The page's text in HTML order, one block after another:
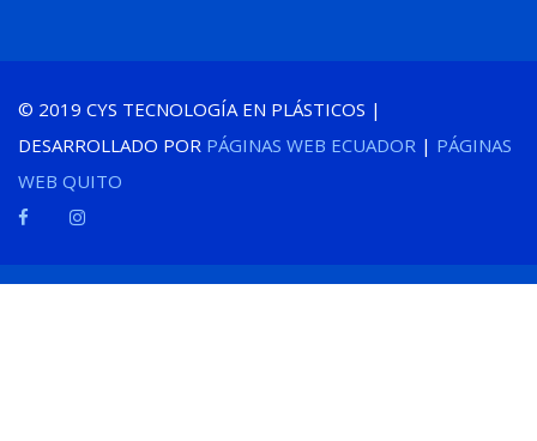
© 2019 CYS TECNOLOGÍA EN PLÁSTICOS |
DESARROLLADO POR PÁGINAS WEB ECUADOR | PÁGINAS
WEB QUITO